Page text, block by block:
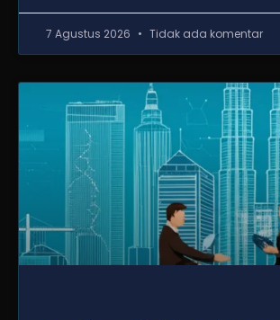
7 Agustus 2026 Tidak ada komentar